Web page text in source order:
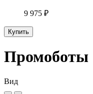
9 975 ₽
Купить
Промоботы
Вид